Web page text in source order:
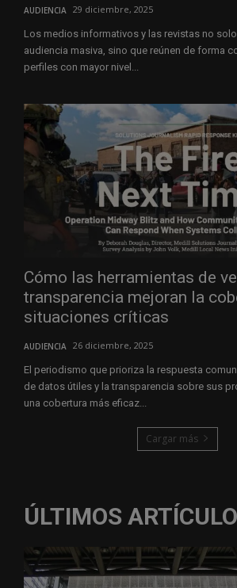
AUDIENCIA 29 diciembre, 2025
Los medios informativos y las revistas no
audiencia masiva, sino que reúnen de forma
perfiles con mayor nivel...
Cómo las herramientas de
transparencia mejoran la
situaciones críticas
AUDIENCIA 26 diciembre, 2025
El periodismo que prioriza la respuesta
de datos útiles y la transparencia sobre sus
una cobertura más eficaz...
Cargar más
ÚLTIMOS